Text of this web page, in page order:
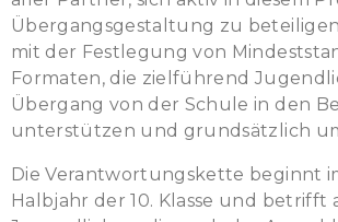
Übergangsgestaltung zu
mit der Festlegung von
Formaten, die zielführend
Übergang von der Schule in den
unterstützen und grundsätzlich
Die Verantwortungskette beginnt
Halbjahr der 10. Klasse und betrifft